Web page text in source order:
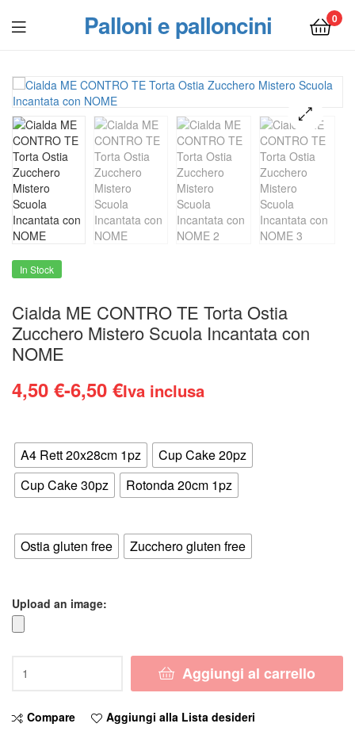
Palloni e palloncini 0
Menu
In Stock
Cialda ME CONTRO TE Torta Ostia
Zucchero Mistero Scuola Incantata con
NOME
4,50 €-6,50 €
Fascia
prezzo:
da
4,50 €
6,50 €
Iva inclusa
A4 Rett 20x28cm 1pz
Cup Cake 20pz
Cup Cake 30pz
Rotonda 20cm 1pz
Ostia gluten free Zucchero gluten free
Upload an image:
ME
TE
Torta
Aggiungi al carrello
Compare Aggiungi alla Lista desideri